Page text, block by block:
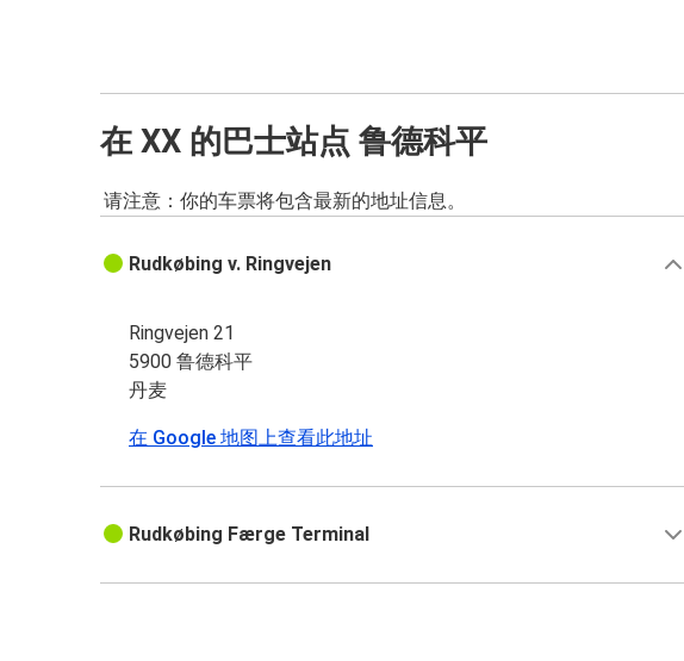
在 XX 的巴士站点 鲁德科平
请注意：你的车票将包含最新的地址信息。
Rudkøbing v. Ringvejen
Ringvejen 21
5900 鲁德科平
丹麦
在 Google 地图上查看此地址
Rudkøbing Færge Terminal